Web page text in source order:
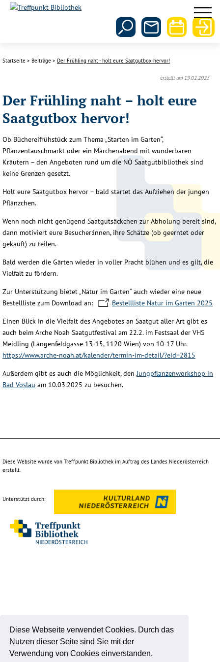
Diese Webseite verwendet Cookies. Durch das
Nutzen dieser Seite sind Sie mit der
Verwendung von Cookies einverstanden.
Startseite Beiträge Der Frühling naht - holt eure Saatgutbox hervor!
erstellt am 19.02.2025
Der Frühling naht – holt eure
Saatgutbox hervor!
Ob Büchereifrühstück zum Thema „Starten im Garten“,
Pflanzentauschmarkt oder ein Märchenabend mit wunderbaren
Kräutern – den Angeboten rund um die NÖ Saatgutbibliothek sind
keine Grenzen gesetzt.
Holt eure Saatgutbox hervor – bald startet das Aufziehen der jungen
Pflänzchen.
Wenn noch nicht genügend Saatgutsäckchen zur Abholung bereit sind,
dann motiviert eure Besucher:innen, ihre Schätze (ob geerntet oder
gekauft) zu teilen.
Bald werden die Gärten wieder in voller Pracht blühen und es gilt, die
Vielfalt zu fördern.
Zur Unterstützung bietet „Natur im Garten“ auch wieder eine neue
Bestellliste zum Download an:
Bestellliste Natur im Garten 2025
Einen Blick in die Vielfalt des Angebotes an Saatgut aller Art gibt es
auch beim Arche Noah Saatgutfestival am 22.2. im Festsaal der VHS
Meidling (Längenfeldgasse 13-15, 1120 Wien) von 10-17 Uhr.
https://www.arche-noah.at/kalender/termin-im-detail/?eid=2815
Außerdem gibt es auch die Möglichkeit, denJungpflanzenworkshop in
Bad Vöslau am 10.03.2025 zu besuchen.
Diese Website wurde von Treffpunkt Bibliothek im Auftrag des Landes Niederösterreich
erstellt.
Unterstützt durch: